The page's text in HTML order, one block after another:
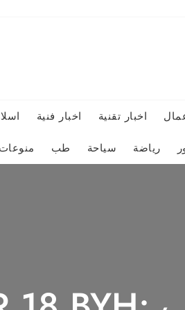
اخبار تقنية اخبار فنية
رياضة سياحة طب منوعات
OFTO